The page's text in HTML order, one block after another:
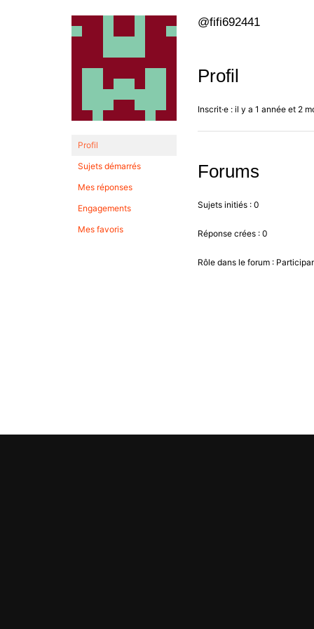
Profil
Sujets démarrés
Mes réponses
Engagements
Mes favoris
@fifi692441
Profil
Inscrit·e : il y a 1 année et 2
Forums
Sujets initiés : 0
Réponse crées : 0
Rôle dans le forum :